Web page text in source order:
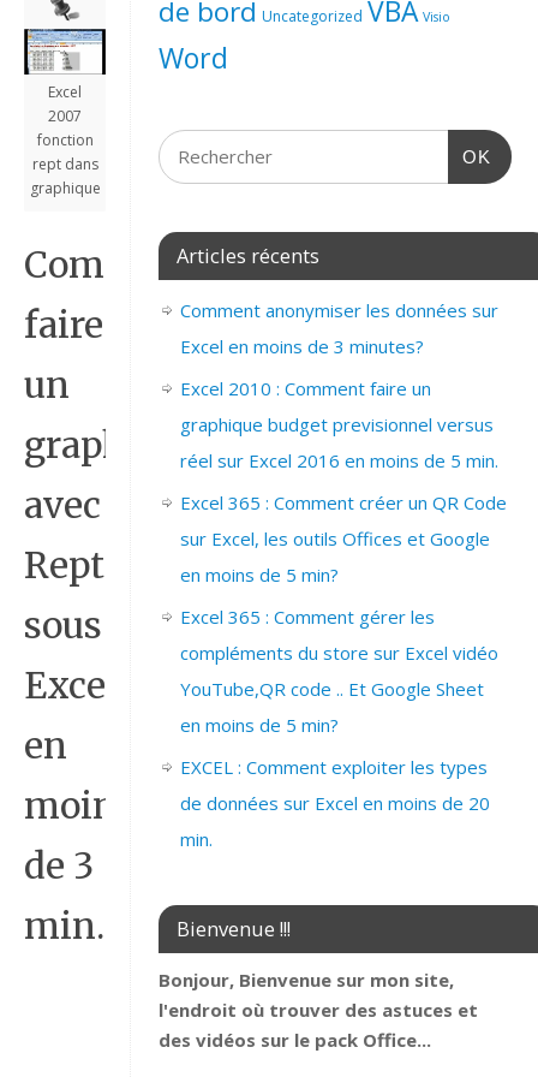
Excel
2007
fonction
rept dans
graphique
Comment
faire
un
graphique
avec
Rept
sous
Excel
en
moins
de 3
min.
de bord Uncategorized VBA Visio
Word
OK
Articles récents
Comment anonymiser les données sur
Excel en moins de 3 minutes?
Excel 2010 : Comment faire un
graphique budget previsionnel versus
réel sur Excel 2016 en moins de 5 min.
Excel 365 : Comment créer un QR Code
sur Excel, les outils Offices et Google
en moins de 5 min?
Excel 365 : Comment gérer les
compléments du store sur Excel vidéo
YouTube,QR code .. Et Google Sheet
en moins de 5 min?
EXCEL : Comment exploiter les types
de données sur Excel en moins de 20
min.
Bienvenue !!!
Bonjour, Bienvenue sur mon site,
l'endroit où trouver des astuces et
des vidéos sur le pack Office...